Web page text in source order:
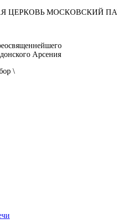
ЦЕРКОВЬ МОСКОВСКИЙ
Арсения